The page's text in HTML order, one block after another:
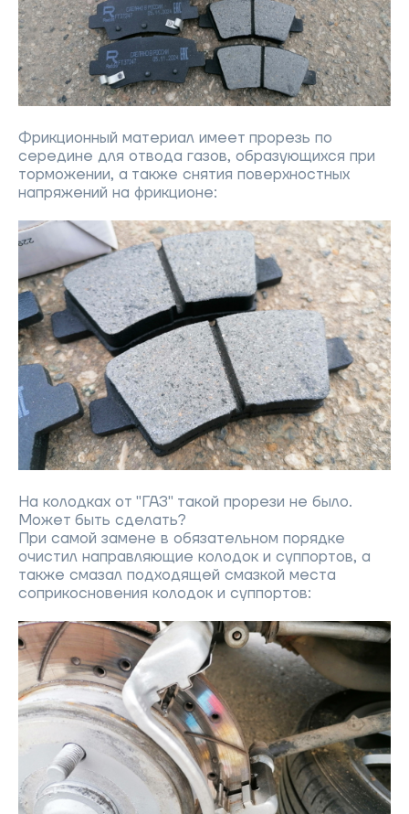
Фрикционный материал имеет прорезь по
середине для отвода газов, образующихся при
торможении, а также снятия поверхностных
напряжений на фрикционе:
На колодках от "ГАЗ" такой прорези не было.
Может быть сделать?
При самой замене в обязательном порядке
очистил направляющие колодок и суппортов, а
также смазал подходящей смазкой места
соприкосновения колодок и суппортов: